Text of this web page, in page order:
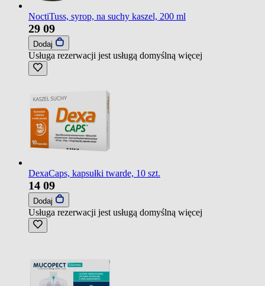
NoctiTuss, syrop, na suchy kaszel, 200 ml
29 09
Dodaj
Usługa rezerwacji jest usługą domyślną więcej
DexaCaps, kapsułki twarde, 10 szt.
14 09
Dodaj
Usługa rezerwacji jest usługą domyślną więcej